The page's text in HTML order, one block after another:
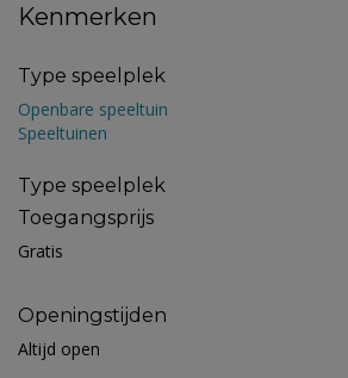
Kenmerken
Type speelplek
Openbare speeltuin
Speeltuinen
Type speelplek
Toegangsprijs
Gratis
Openingstijden
Altijd open